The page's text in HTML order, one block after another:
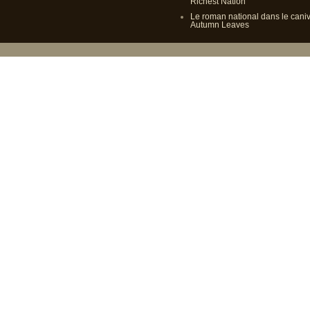
Le roman national dans le
Autumn Leaves